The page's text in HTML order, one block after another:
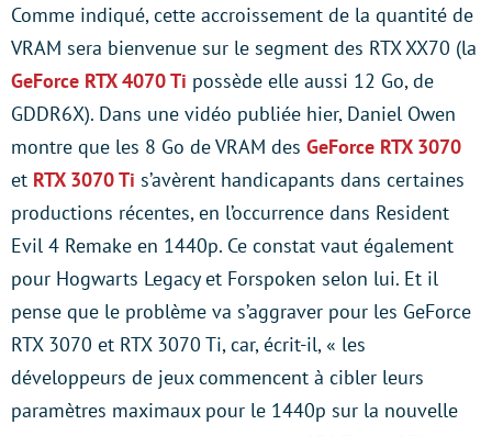
Comme indiqué, cette accroissement de la quantité de
VRAM sera bienvenue sur le segment des RTX XX70 (la
GeForce RTX 4070 Ti possède elle aussi 12 Go, de
GDDR6X). Dans une vidéo publiée hier, Daniel Owen
montre que les 8 Go de VRAM des GeForce RTX 3070
et RTX 3070 Ti s’avèrent handicapants dans certaines
productions récentes, en l’occurrence dans Resident
Evil 4 Remake en 1440p. Ce constat vaut également
pour Hogwarts Legacy et Forspoken selon lui. Et il
pense que le problème va s’aggraver pour les GeForce
RTX 3070 et RTX 3070 Ti, car, écrit-il, « les
développeurs de jeux commencent à cibler leurs
paramètres maximaux pour le 1440p sur la nouvelle